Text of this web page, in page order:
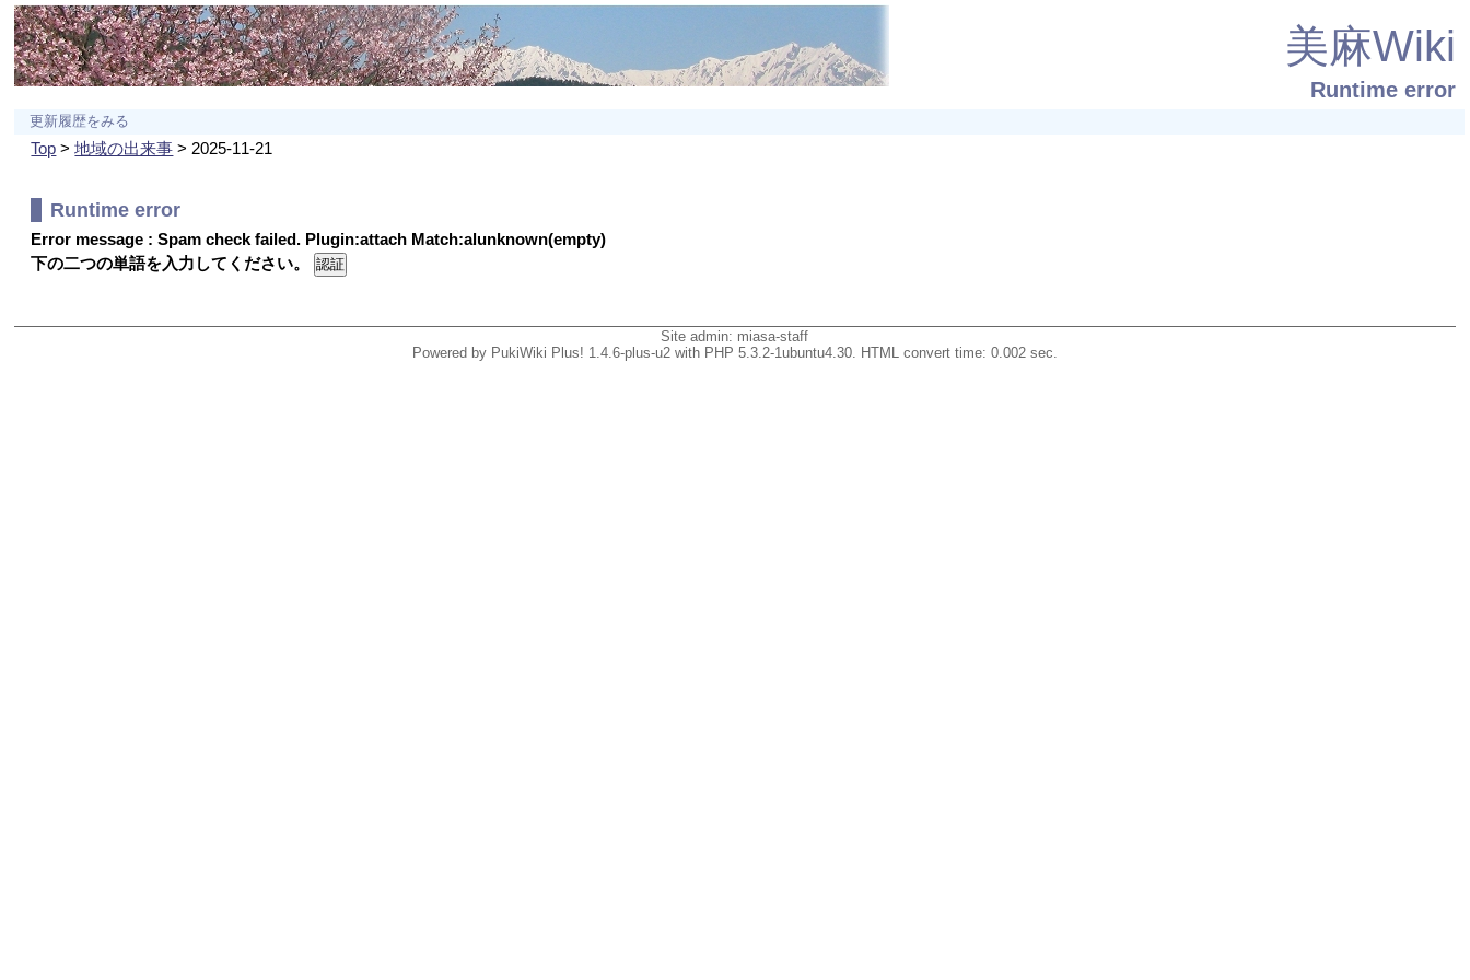
美麻Wiki
Runtime error
更新履歴をみる
Top >地域の出来事 > 2025-11-21
Runtime error
Error message : Spam check failed. Plugin:attach Match:alunknown(empty)
下の二つの単語を入力してください。
Site admin: miasa-staff
Powered by PukiWiki Plus! 1.4.6-plus-u2 with PHP 5.3.2-1ubuntu4.30. HTML convert time: 0.002 sec.